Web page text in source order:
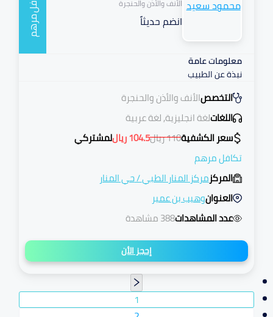
الأنف والأذن والحنجرة
انضم حديثاً مرهم
معلومات عامة
نبذة عن الطبيب
التخصصالأنف والأذن والحنجرة
اللغاتلغة انجليزية, لغة عربية
سعر الكشفية110ريال104.5رياللمشتركي
تكافل مرهم
المركزمركز المنار الطبي/حي المنار
العنوانوهيب بن عمير
عدد المشاهدات388 مشاهدة
إحجز الأن
1